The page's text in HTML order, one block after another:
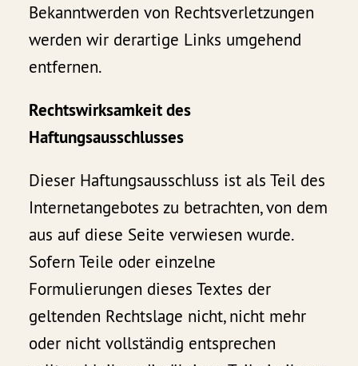
Bekanntwerden von Rechtsverletzungen
werden wir derartige Links umgehend
entfernen.
Rechtswirksamkeit des
Haftungsausschlusses
Dieser Haftungsausschluss ist als Teil des
Internetangebotes zu betrachten, von dem
aus auf diese Seite verwiesen wurde.
Sofern Teile oder einzelne
Formulierungen dieses Textes der
geltenden Rechtslage nicht, nicht mehr
oder nicht vollständig entsprechen